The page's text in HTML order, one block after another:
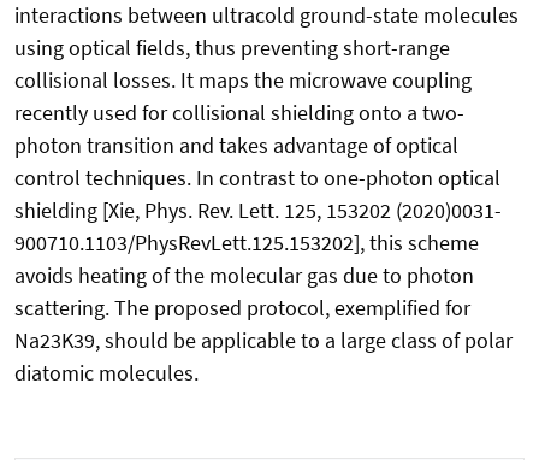
interactions between ultracold ground-state molecules
using optical fields, thus preventing short-range
collisional losses. It maps the microwave coupling
recently used for collisional shielding onto a two-
photon transition and takes advantage of optical
control techniques. In contrast to one-photon optical
shielding [Xie, Phys. Rev. Lett. 125, 153202 (2020)0031-
900710.1103/PhysRevLett.125.153202], this scheme
avoids heating of the molecular gas due to photon
scattering. The proposed protocol, exemplified for
Na23K39, should be applicable to a large class of polar
diatomic molecules.